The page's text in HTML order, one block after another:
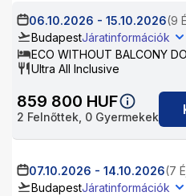
06.10.2026 - 15.10.2026(9
BudapestJáratinformációk
ECO WITHOUT BALCONY
Ultra All Inclusive
859 800 HUF
2 Felnőttek, 0 Gyermekek
07.10.2026 - 14.10.2026(7
BudapestJáratinformációk